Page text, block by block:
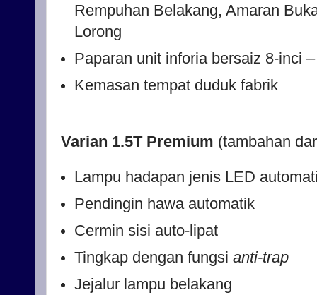
Rempuhan Belakang, Amaran
Lorong
Paparan unit inforia bersaiz 8-inci
Kemasan tempat duduk fabrik
Varian 1.5T Premium (tambahan
Lampu hadapan jenis LED
Pendingin hawa automatik
Cermin sisi auto-lipat
Tingkap dengan fungsi anti-trap
Jejalur lampu belakang